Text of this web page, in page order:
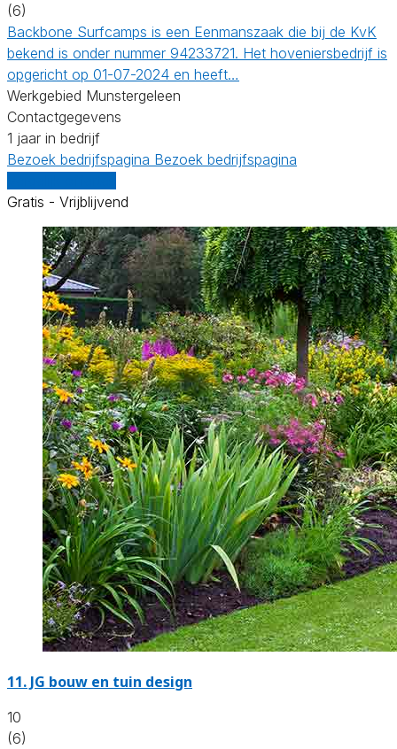
(6)
Backbone Surfcamps is een Eenmanszaak die bij de KvK
bekend is onder nummer 94233721. Het hoveniersbedrijf is
opgericht op 01-07-2024 en heeft…
Werkgebied Munstergeleen
Contactgegevens
1 jaar in bedrijf
Bezoek bedrijfspagina Bezoek bedrijfspagina
Gratis - Vrijblijvend
11. JG bouw en tuin design
10
(6)